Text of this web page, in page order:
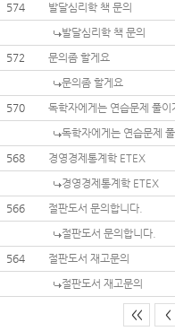
574
발달심리학 책 문의
발달심리학 책 문의
572
문의좀 할게요
문의좀 할게요
570
독학자에게는 연습문제 풀
독학자에게는 연습문제
568
경영경제통계학 ETEX
경영경제통계학 ETEX
566
절판도서 문의합니다.
절판도서 문의합니다.
564
절판도서 재고문의
절판도서 재고문의
<< <